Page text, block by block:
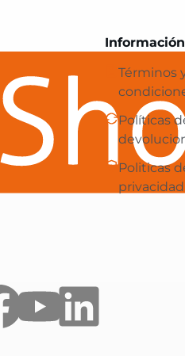
Shop es tu e-commerce
Información
Términos
Políticas
Politicas
privacidad